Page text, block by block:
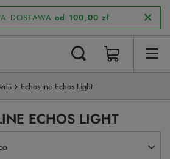
DOSTAWA od 100,00 zł
Echosline Echos Light
ECHOS LIGHT